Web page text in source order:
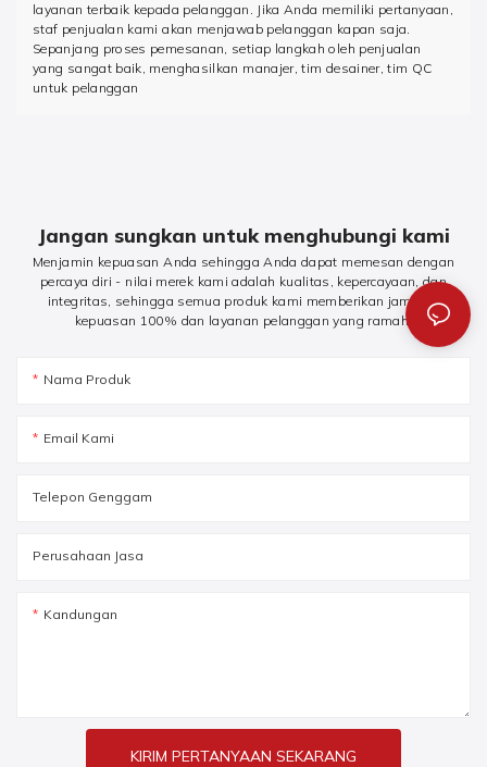
layanan terbaik kepada pelanggan. Jika Anda memiliki pertanyaan,
staf penjualan kami akan menjawab pelanggan kapan saja.
Sepanjang proses pemesanan, setiap langkah oleh penjualan
yang sangat baik, menghasilkan manajer, tim desainer, tim QC
untuk pelanggan
Jangan sungkan untuk menghubungi kami
Menjamin kepuasan Anda sehingga Anda dapat memesan dengan
percaya diri - nilai merek kami adalah kualitas, kepercayaan, dan
integritas, sehingga semua produk kami memberikan jaminan
kepuasan 100% dan layanan pelanggan yang ramah.
Nama Produk
Email Kami
Telepon Genggam
Perusahaan Jasa
Kandungan
KIRIM PERTANYAAN SEKARANG